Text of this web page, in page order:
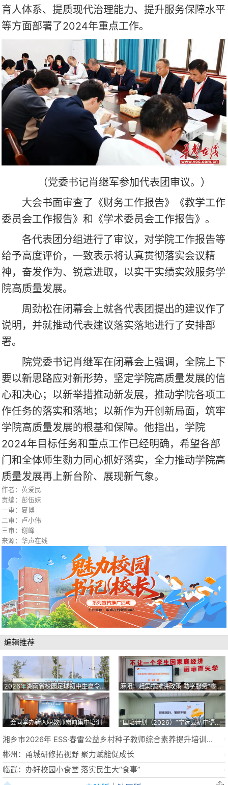
育人体系、提质现代治理能力、提升服务保障水平
等方面部署了2024年重点工作。
（党委书记肖继军参加代表团审议。）
大会书面审查了《财务工作报告》《教学工作
委员会工作报告》和《学术委员会工作报告》。
各代表团分组进行了审议，对学院工作报告等
给予高度评价，一致表示将认真贯彻落实会议精
神，奋发作为、锐意进取，以实干实绩实效服务学
院高质量发展。
周劲松在闭幕会上就各代表团提出的建议作了
说明，并就推动代表建议落实落地进行了安排部
署。
院党委书记肖继军在闭幕会上强调，全院上下
要以新思路应对新形势，坚定学院高质量发展的信
心和决心；以新举措推动新发展，推动学院各项工
作任务的落实和落地；以新作为开创新局面，筑牢
学院高质量发展的根基和保障。他指出，学院
2024年目标任务和重点工作已经明确，希望各部
门和全体师生勠力同心抓好落实，全力推动学院高
质量发展再上新台阶、展现新气象。
作者：黄爱民
责编：彭伍妹
一审：夏博
二审：卢小伟
三审：谢峰
来源：华声在线
编辑推荐
2026年湖南省校园足球初中生夏令营在临武开营 麻阳：赶集摆摊讲政策 助学服务“零距离”
会同举办新入职教师岗前集中培训 “国培计划（2026）”宁远县初中语文骨干教师开展全天专题研修
湘乡市2026年 ESS·春雷公益乡村种子教师综合素养提升培训成功举办
郴州：甬城研修拓视野 聚力赋能促成长
临武：办好校园小食堂 落实民生大“食事”